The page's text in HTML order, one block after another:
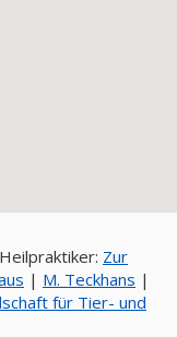
Zur
| M. Teckhans |
für Tier- und